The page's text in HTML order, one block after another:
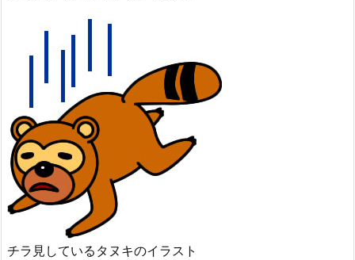
チラ見しているタヌキのイラスト